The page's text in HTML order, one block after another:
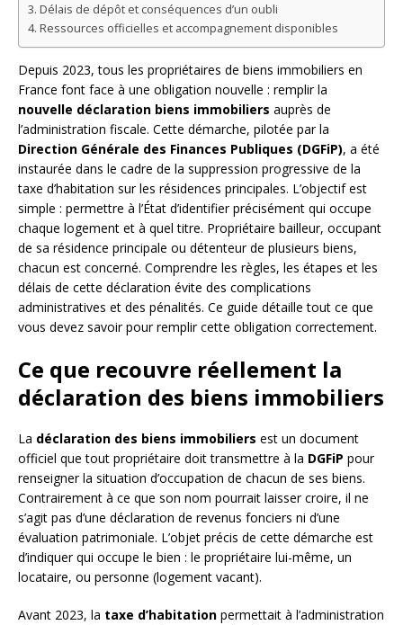
Délais de dépôt et conséquences d’un oubli
Ressources officielles et accompagnement disponibles
Depuis 2023, tous les propriétaires de biens immobiliers en
France font face à une obligation nouvelle : remplir la
nouvelle déclaration biens immobiliers auprès de
l’administration fiscale. Cette démarche, pilotée par la
Direction Générale des Finances Publiques (DGFiP), a été
instaurée dans le cadre de la suppression progressive de la
taxe d’habitation sur les résidences principales. L’objectif est
simple : permettre à l’État d’identifier précisément qui occupe
chaque logement et à quel titre. Propriétaire bailleur, occupant
de sa résidence principale ou détenteur de plusieurs biens,
chacun est concerné. Comprendre les règles, les étapes et les
délais de cette déclaration évite des complications
administratives et des pénalités. Ce guide détaille tout ce que
vous devez savoir pour remplir cette obligation correctement.
Ce que recouvre réellement la
déclaration des biens immobiliers
La déclaration des biens immobiliers est un document
officiel que tout propriétaire doit transmettre à la DGFiP pour
renseigner la situation d’occupation de chacun de ses biens.
Contrairement à ce que son nom pourrait laisser croire, il ne
s’agit pas d’une déclaration de revenus fonciers ni d’une
évaluation patrimoniale. L’objet précis de cette démarche est
d’indiquer qui occupe le bien : le propriétaire lui-même, un
locataire, ou personne (logement vacant).
Avant 2023, la taxe d’habitation permettait à l’administration